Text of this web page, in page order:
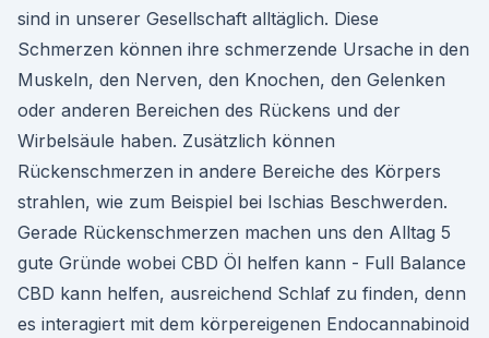
sind in unserer Gesellschaft alltäglich. Diese
Schmerzen können ihre schmerzende Ursache in den
Muskeln, den Nerven, den Knochen, den Gelenken
oder anderen Bereichen des Rückens und der
Wirbelsäule haben. Zusätzlich können
Rückenschmerzen in andere Bereiche des Körpers
strahlen, wie zum Beispiel bei Ischias Beschwerden.
Gerade Rückenschmerzen machen uns den Alltag 5
gute Gründe wobei CBD Öl helfen kann - Full Balance
CBD kann helfen, ausreichend Schlaf zu finden, denn
es interagiert mit dem körpereigenen Endocannabinoid